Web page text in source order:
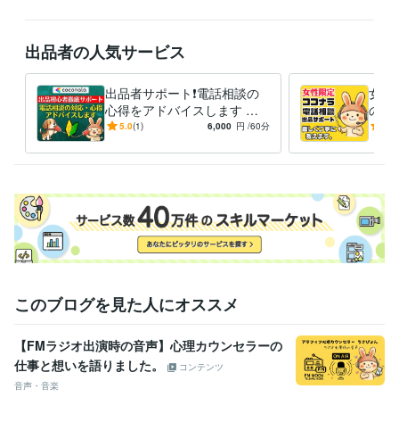
※離席中や通話中の場合でも、「この後お電話できますか？」などメッセ
折り返しご連絡し、優先的にご相談予約を承ります。
❤️うさぴょんの声（自己紹介）
https://coconala.com/blogs/2442027/760213
❤️うさぴょん【FMラジオ出演時の音声】
https://coconala.com/blogs/2442027/530041
経験職種
営業 / 個人営業 経験年数 : 25年
カスタマーサポート・カスタマーサクセス / カスタマーサポート・ヘ
ルプデスク
経験年数 : 18年
職歴
印刷・ウェブマーケティング会社 1993年3月 ~ 現在
株式会社リクルート 1991年3月 ~ 1993年2月
出品者の人気サービス
出品者サポート❗電話相談の
心得をアドバイスします 登
録34日でプラチナ！実績600
5.0(1) 6,000 円 /60分
女性
の練
千件
このブログを見た人にオススメ
【FMラジオ出演時の音声】心理カウンセラーの
仕事と想いを語りました。
コンテンツ
音声・音楽